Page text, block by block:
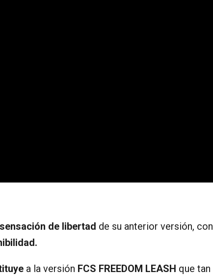
sensación de libertad de su anterior versión, con
a la versión FCS FREEDOM LEASH que tan